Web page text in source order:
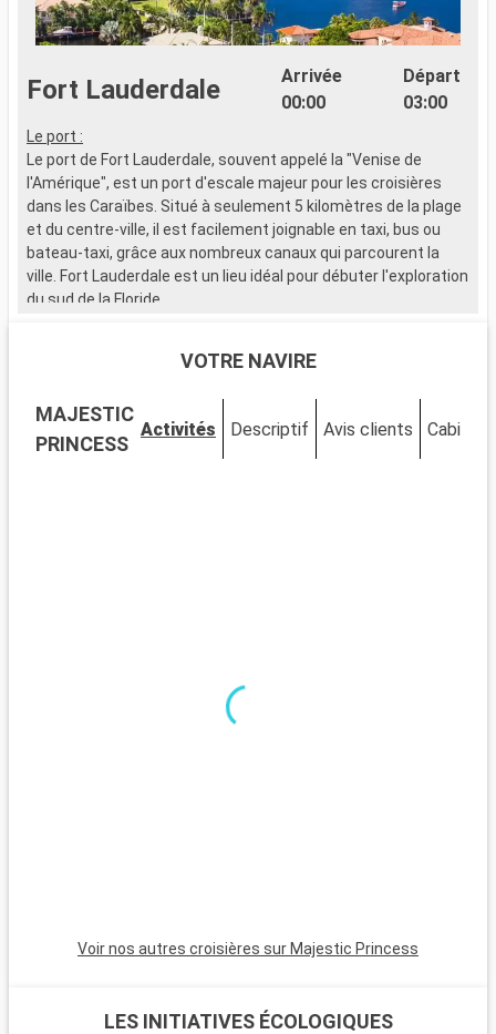
Fort Lauderdale
Arrivée
00:00
Départ
03:00
Le port :
Le port de Fort Lauderdale, souvent appelé la "Venise de
l'Amérique", est un port d'escale majeur pour les croisières
dans les Caraïbes. Situé à seulement 5 kilomètres de la plage
et du centre-ville, il est facilement joignable en taxi, bus ou
bateau-taxi, grâce aux nombreux canaux qui parcourent la
ville. Fort Lauderdale est un lieu idéal pour débuter l'exploration
du sud de la Floride.
Fort Lauderdale est réputée pour ses plages de sable et ses
galeries d'art et restaurants, offre une expérience de
shopping et de détente unique. Le Musée de Bonnet House se
distingue par son architecture singulière et ses jardins
minutes, est incontournable avec son atmosphère animée,
ses plages et son quartier Art Déco. Pour une ambiance plus
VOTRE NAVIRE
MAJESTIC
PRINCESS
Activités Descriptif Avis clients Cabines
Voir nos autres croisières sur Majestic Princess
LES INITIATIVES ÉCOLOGIQUES